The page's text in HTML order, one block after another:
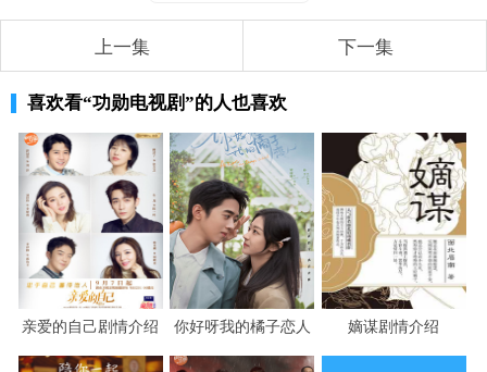
上一集 下一集
喜欢看“功勋电视剧”的人也喜欢
亲爱的自己剧情介绍
你好呀我的橘子恋人
剧情介绍
嫡谋剧情介绍